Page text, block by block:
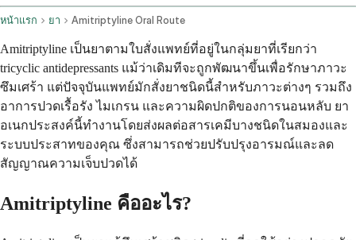
หน้าแรก ยา Amitriptyline Oral Route
Amitriptyline เป็นยาตามใบสั่งแพทย์ที่อยู่ในกลุ่มยาที่เรียกว่า
tricyclic antidepressants แม้ว่าเดิมทีจะถูกพัฒนาขึ้นเพื่อรักษาภาวะ
ซึมเศร้า แต่ปัจจุบันแพทย์มักสั่งยาชนิดนี้สำหรับภาวะต่างๆ รวมถึง
อาการปวดเรื้อรัง ไมเกรน และความผิดปกติของการนอนหลับ ยา
อเนกประสงค์นี้ทำงานโดยส่งผลต่อสารเคมีบางชนิดในสมองและ
ระบบประสาทของคุณ ซึ่งสามารถช่วยปรับปรุงอารมณ์และลด
สัญญาณความเจ็บปวดได้
Amitriptyline คืออะไร?